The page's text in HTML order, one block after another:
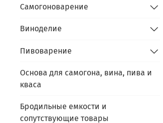
Самогоноварение
Виноделие
Пивоварение
Основа для самогона, вина, пива и
кваса
Бродильные емкости и
сопутствующие товары